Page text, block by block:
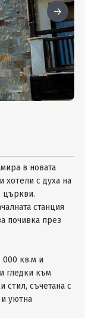
в новата
хотели с духа на
църкви.
станция
почивка през
000 кв.м и
гледки към
стил, съчетана с
уютна